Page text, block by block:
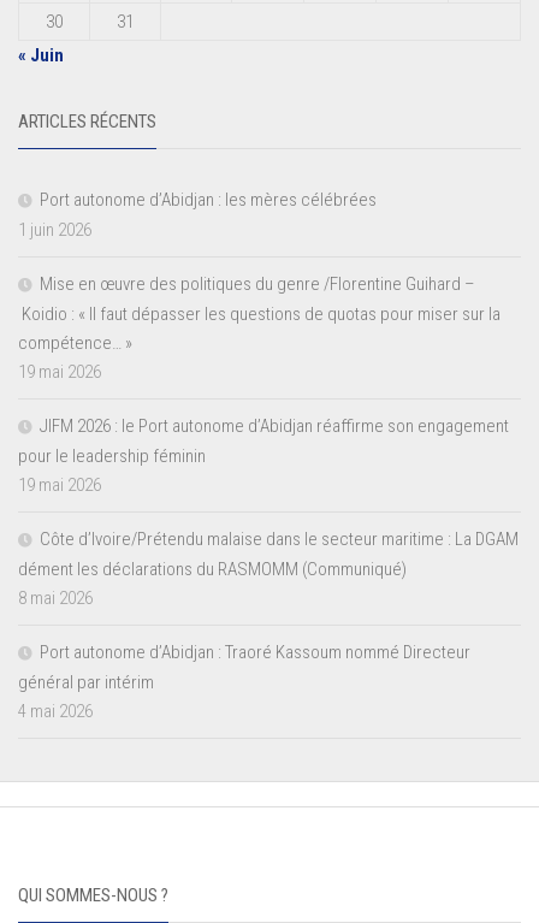
30
31
« Juin
ARTICLES RÉCENTS
Port autonome d’Abidjan : les mères célébrées
1 juin 2026
Mise en œuvre des politiques du genre /Florentine Guihard –
Koidio : « Il faut dépasser les questions de quotas pour miser sur la
compétence… »
19 mai 2026
JIFM 2026 : le Port autonome d’Abidjan réaffirme son engagement
pour le leadership féminin
19 mai 2026
Côte d’Ivoire/Prétendu malaise dans le secteur maritime : La DGAM
dément les déclarations du RASMOMM (Communiqué)
8 mai 2026
Port autonome d’Abidjan : Traoré Kassoum nommé Directeur
général par intérim
4 mai 2026
QUI SOMMES-NOUS ?